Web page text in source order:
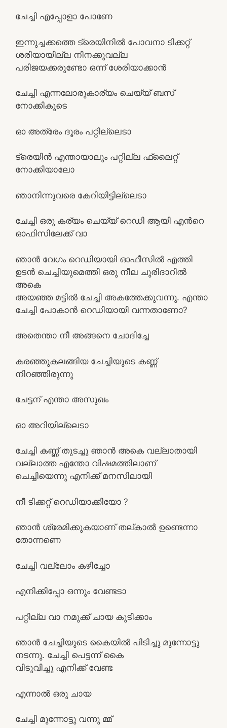
ചേച്ചി എപ്പോളാ പോണേ
ഇന്നുച്ചക്കത്തെ ട്രെയിനില്‍ പോവനാ ടിക്കറ്റ്‌
ശരിയായില്ല നിനക്കുവല്ല
പരിജയക്കരുണ്ടോ ഒന്ന് ശേരിയാക്കാന്‍
ചേച്ചി എന്നലോരുകാര്യം ചെയ്യ് ബസ്‌
നോക്കികൂടെ
ഓ അത്രേം ദൂരം പറ്റില്ലെടാ
ട്രെയിന്‍ എന്തായാലും പറ്റില്ല ഫ്ലൈറ്റ്‌
നോക്കിയാലോ
ഞാനിന്നുവരെ കേറിയിട്ടില്ലെടാ
ചേച്ചി ഒരു കര്യം ചെയ്യ്‌ റെഡി ആയി എന്‍റെ
ഓഫിസിലേക്ക് വാ
ഞാന്‍ വേഗം റെഡിയായി ഓഫീസില്‍ എത്തി
ഉടന്‍ ചെച്ചിയുമെത്തി ഒരു നീല ചുരിദാറില്‍
അകെ
അയഞ്ഞ മട്ടില്‍ ചേച്ചി അകത്തേക്കുവന്നു. എന്താ
ചേച്ചി പോകാന്‍ റെഡിയായി വന്നതാണോ?
അതെന്താ നീ അങ്ങനെ ചോദിച്ചേ
കരഞ്ഞുകലങ്ങിയ ചേച്ചിയുടെ കണ്ണ്
നിറഞ്ഞിരുന്നു
ചേട്ടന് എന്താ അസുഖം
ഓ അറിയില്ലെടാ
ചേച്ചി കണ്ണ് തുടച്ചു ഞാന്‍ അകെ വല്ലാതായി
വല്ലാത്ത എന്തോ വിഷമത്തിലാണ്
ചെച്ചിയെന്നു എനിക്ക് മനസിലായി
നീ ടിക്കറ്റ്‌ റെഡിയാക്കിയോ ?
ഞാന്‍ ശ്രേമിക്കുകയാണ് തല്കാല്‍ ഉണ്ടെന്നാ
തോന്നണെ
ചേച്ചി വല്ലോം കഴിച്ചോ
എനിക്കിപ്പോ ഒന്നും വേണ്ടടാ
പറ്റില്ല വാ നമുക്ക് ചായ കുടിക്കാം
ഞാന്‍ ചേച്ചിയുടെ കൈയില്‍ പിടിച്ചു മുന്നോട്ടു
നടന്നു. ചേച്ചി പെട്ടന്ന് കൈ
വിടുവിച്ചു എനിക്ക് വേണ്ട
എന്നാല്‍ ഒരു ചായ
ചേച്ചി മുന്നോട്ടു വന്നു മ്മ്